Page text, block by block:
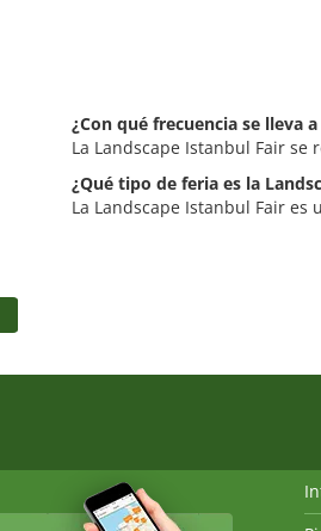
¿Con qué frecuencia se lleva
La Landscape Istanbul Fair se
¿Qué tipo de feria es la
La Landscape Istanbul Fair